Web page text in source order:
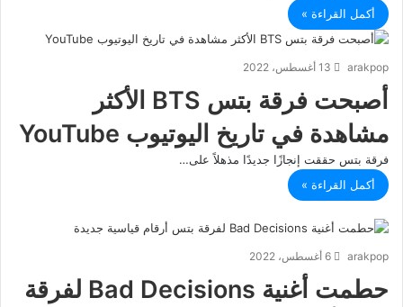
أكمل القراءة »
arakpop 13 أغسطس، 2022
أصبحت فرقة بتس BTS الأكثر
مشاهدة في تاريخ اليوتيوب YouTube
فرقة بتس حققت إنجازًا جديدًا مذهلاً على…
أكمل القراءة »
arakpop 6 أغسطس، 2022
حطمت أغنية Bad Decisions لفرقة